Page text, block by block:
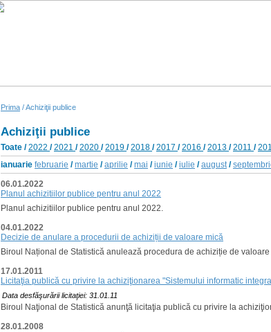
Prima / Achiziţii publice
Achiziţii publice
Toate /2022 /2021 /2020 /2019 /2018 /2017 /2016 /2013 /2011 /
ianuarie februarie /martie /aprilie /mai /iunie /iulie /august/
06.01.2022
Planul achizitiilor publice pentru anul 2022
Planul achizitiilor publice pentru anul 2022.
04.01.2022
Decizie de anulare a procedurii de achiziții de valoare mică
Biroul Național de Statistică anulează procedura de achiziție de
17.01.2011
Licitaţia publică cu privire la achiziţionarea "Sistemului informatic
Data desfăşurării licitaţiei: 31.01.11
Biroul Naţional de Statistică anunţă licitaţia publică cu privire la
28.01.2008